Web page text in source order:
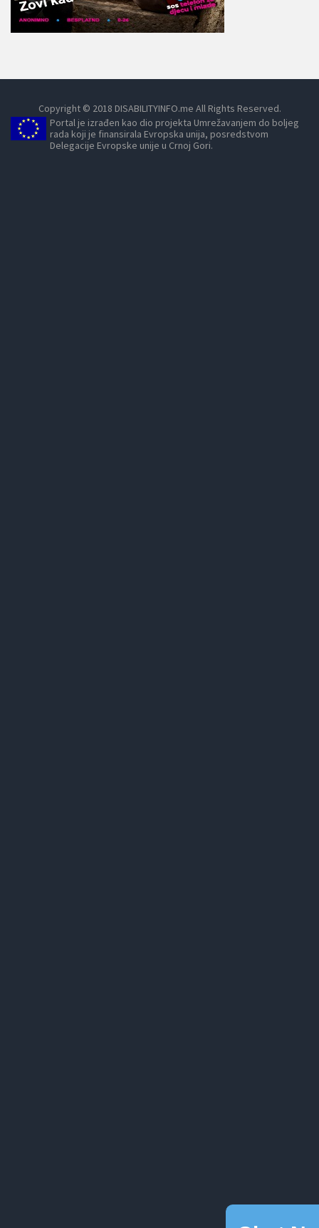
Copyright © 2018 DISABILITYINFO.me All Rights Reserved.
Portal je izrađen kao dio projekta Umrežavanjem do boljeg
rada koji je finansirala Evropska unija, posredstvom
Delegacije Evropske unije u Crnoj Gori.